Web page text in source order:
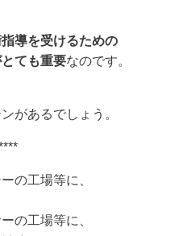
導を受けるための
ても重要なのです。
があるでしょう。
の工場等に、
の工場等に、